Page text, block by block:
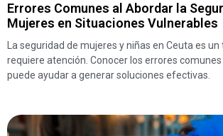
Errores Comunes al Abordar la
Mujeres en Situaciones Vulnerables
La seguridad de mujeres y niñas en Ceuta es
requiere atención. Conocer los errores
puede ayudar a generar soluciones efectivas.